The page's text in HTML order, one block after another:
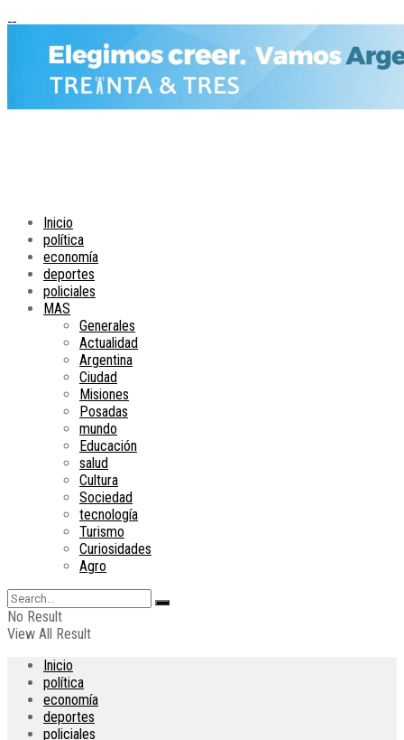
Inicio
política
economía
deportes
policiales
MAS
Generales
Actualidad
Argentina
Ciudad
Misiones
Posadas
mundo
Educación
salud
Cultura
Sociedad
tecnología
Turismo
Curiosidades
Agro
No Result
View All Result
Inicio
política
economía
deportes
policiales